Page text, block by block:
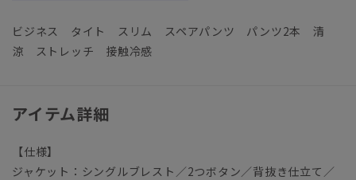
ビジネス タイト スリム スペアパンツ パンツ2本 清
涼 ストレッチ 接触冷感
アイテム詳細
【仕様】
ジャケット：シングルブレスト／2つボタン／背抜き仕立て／